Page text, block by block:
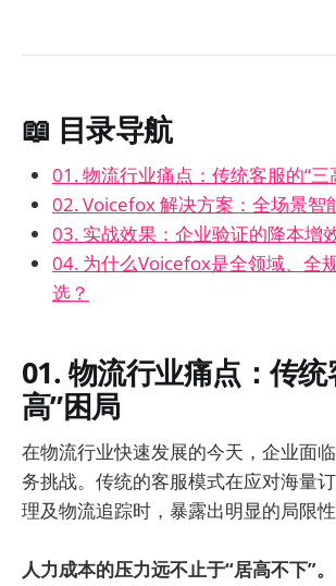
📖 目录导航
01. 物流行业痛点：传统客服的“三
02. Voicefox 解决方案：全场景智
03. 实战效果：企业验证的降本增
04. 为什么Voicefox是全领域、全
选？
01. 物流行业痛点：传统
高”困局
在物流行业快速发展的今天，企业面
务挑战。传统的客服模式在应对海量
理及物流追踪时，暴露出明显的局限性
人力成本的压力远不止于“居高不下”。